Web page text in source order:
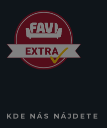
KDE NÁS NÁJDETE